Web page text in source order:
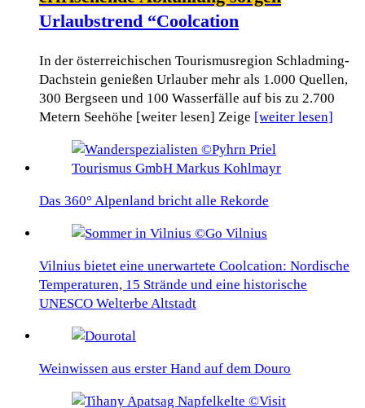
Urlaubstrend “Coolcation
In der österreichischen Tourismusregion Schladming-
Dachstein genießen Urlauber mehr als 1.000 Quellen,
300 Bergseen und 100 Wasserfälle auf bis zu 2.700
Metern Seehöhe [weiter lesen] Zeige [weiter lesen]
Das 360° Alpenland bricht alle Rekorde
Vilnius bietet eine unerwartete Coolcation: Nordische
Temperaturen, 15 Strände und eine historische
UNESCO Welterbe Altstadt
Weinwissen aus erster Hand auf dem Douro